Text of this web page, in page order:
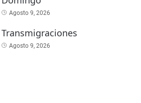
Agosto 9, 2026
Transmigraciones
Agosto 9, 2026